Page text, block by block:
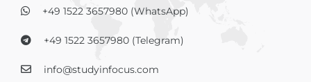
+49 1522 3657980 (WhatsApp)
+49 1522 3657980 (Telegram)
info@studyinfocus.com